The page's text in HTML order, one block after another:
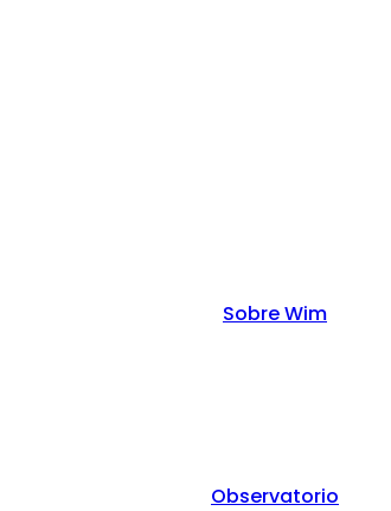
Sobre Wim
Observatorio